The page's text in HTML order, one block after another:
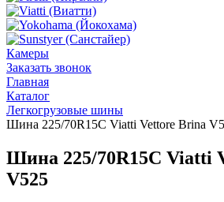
Камеры
Заказать звонок
Главная
Каталог
Легкогрузовые шины
Шина 225/70R15C Viatti Vettore Brina
Шина 225/70R15C Viatti
V525